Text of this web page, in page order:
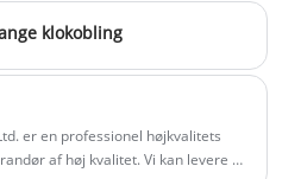
så videre. Vi har et
og et bearbejdningsanlæg.
nær Ningbo havn og
så transporten er meget
til at besøge vores
klokobling
er en professionel højkvalitets
af høj kvalitet. Vi kan levere et